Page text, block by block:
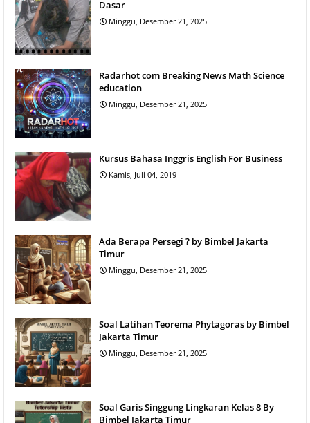
Dasar
Minggu, Desember 21, 2025
Radarhot com Breaking News Math Science
education
Minggu, Desember 21, 2025
Kursus Bahasa Inggris English For Business
Kamis, Juli 04, 2019
Ada Berapa Persegi ? by Bimbel Jakarta
Timur
Minggu, Desember 21, 2025
Soal Latihan Teorema Phytagoras by Bimbel
Jakarta Timur
Minggu, Desember 21, 2025
Soal Garis Singgung Lingkaran Kelas 8 By
Bimbel Jakarta Timur